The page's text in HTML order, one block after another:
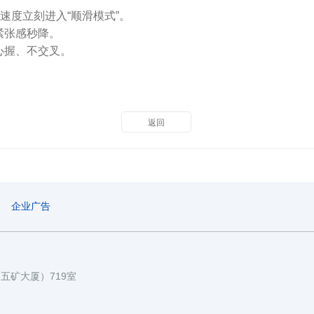
度立刻进入“顺滑模式”。
感秒降。
、不交叉。
返回
企业广告
五矿大厦）719室